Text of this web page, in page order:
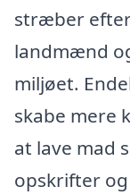
stræber
landmænd
miljøet.
skabe mere
at lave mad
opskrifter